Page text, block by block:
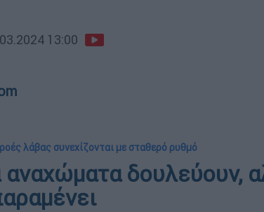
13:00
λάβας συνεχίζονται με σταθερό ρυθμό
αναχώματα δουλεύουν,